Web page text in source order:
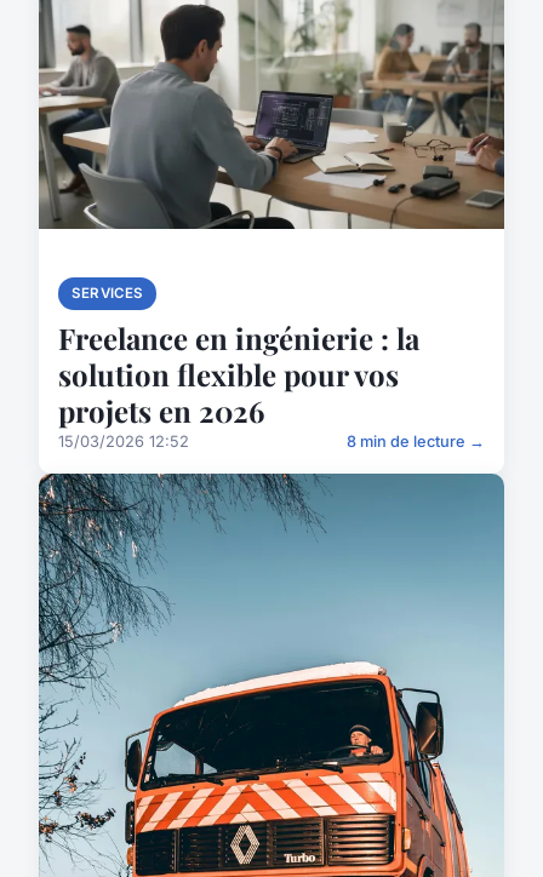
SERVICES
Freelance en ingénierie : la
solution flexible pour vos
projets en 2026
15/03/2026 12:52 8 min de lecture →